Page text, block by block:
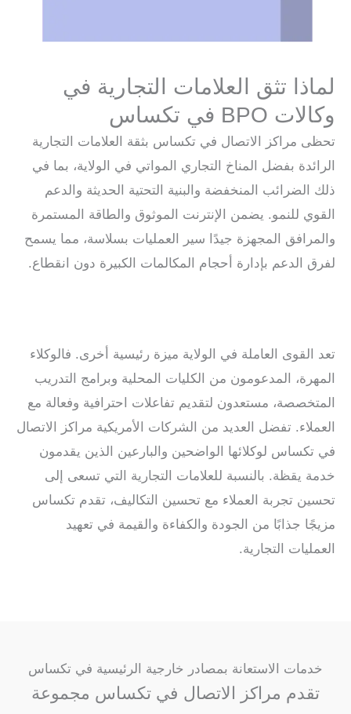
لماذا تثق العلامات التجارية في
وكالات BPO في تكساس
تحظى مراكز الاتصال في تكساس بثقة العلامات التجارية
الرائدة بفضل المناخ التجاري المواتي في الولاية، بما في
ذلك الضرائب المنخفضة والبنية التحتية الحديثة والدعم
القوي للنمو. يضمن الإنترنت الموثوق والطاقة المستمرة
والمرافق المجهزة جيدًا سير العمليات بسلاسة، مما يسمح
لفرق الدعم بإدارة أحجام المكالمات الكبيرة دون انقطاع.
تعد القوى العاملة في الولاية ميزة رئيسية أخرى. فالوكلاء
المهرة، المدعومون من الكليات المحلية وبرامج التدريب
المتخصصة، مستعدون لتقديم تفاعلات احترافية وفعالة مع
العملاء. تفضل العديد من الشركات الأمريكية مراكز الاتصال
في تكساس لوكلائها الواضحين والبارعين الذين يقدمون
خدمة يقظة. بالنسبة للعلامات التجارية التي تسعى إلى
تحسين تجربة العملاء مع تحسين التكاليف، تقدم تكساس
مزيجًا جذابًا من الجودة والكفاءة والقيمة في تعهيد
العمليات التجارية.
خدمات الاستعانة بمصادر خارجية الرئيسية في تكساس
تقدم مراكز الاتصال في تكساس مجموعة